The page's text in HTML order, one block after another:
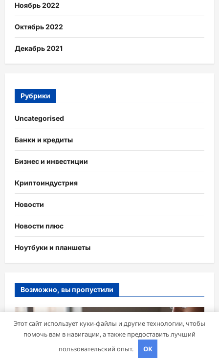
Ноябрь 2022
Октябрь 2022
Декабрь 2021
Рубрики
Uncategorised
Банки и кредиты
Бизнес и инвестиции
Криптоиндустрия
Новости
Новости плюс
Ноутбуки и планшеты
Возможно, вы пропустили
Этот сайт использует куки-файлы и другие технологии, чтобы
помочь вам в навигации, а также предоставить лучший
пользовательский опыт.
OK